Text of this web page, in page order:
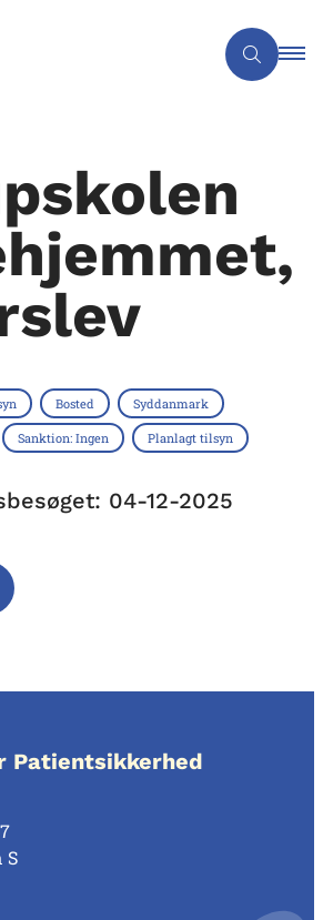
Bosted Syddanmark
Sanktion: Ingen Planlagt tilsyn
04-12-2025
Patientsikkerhed
S